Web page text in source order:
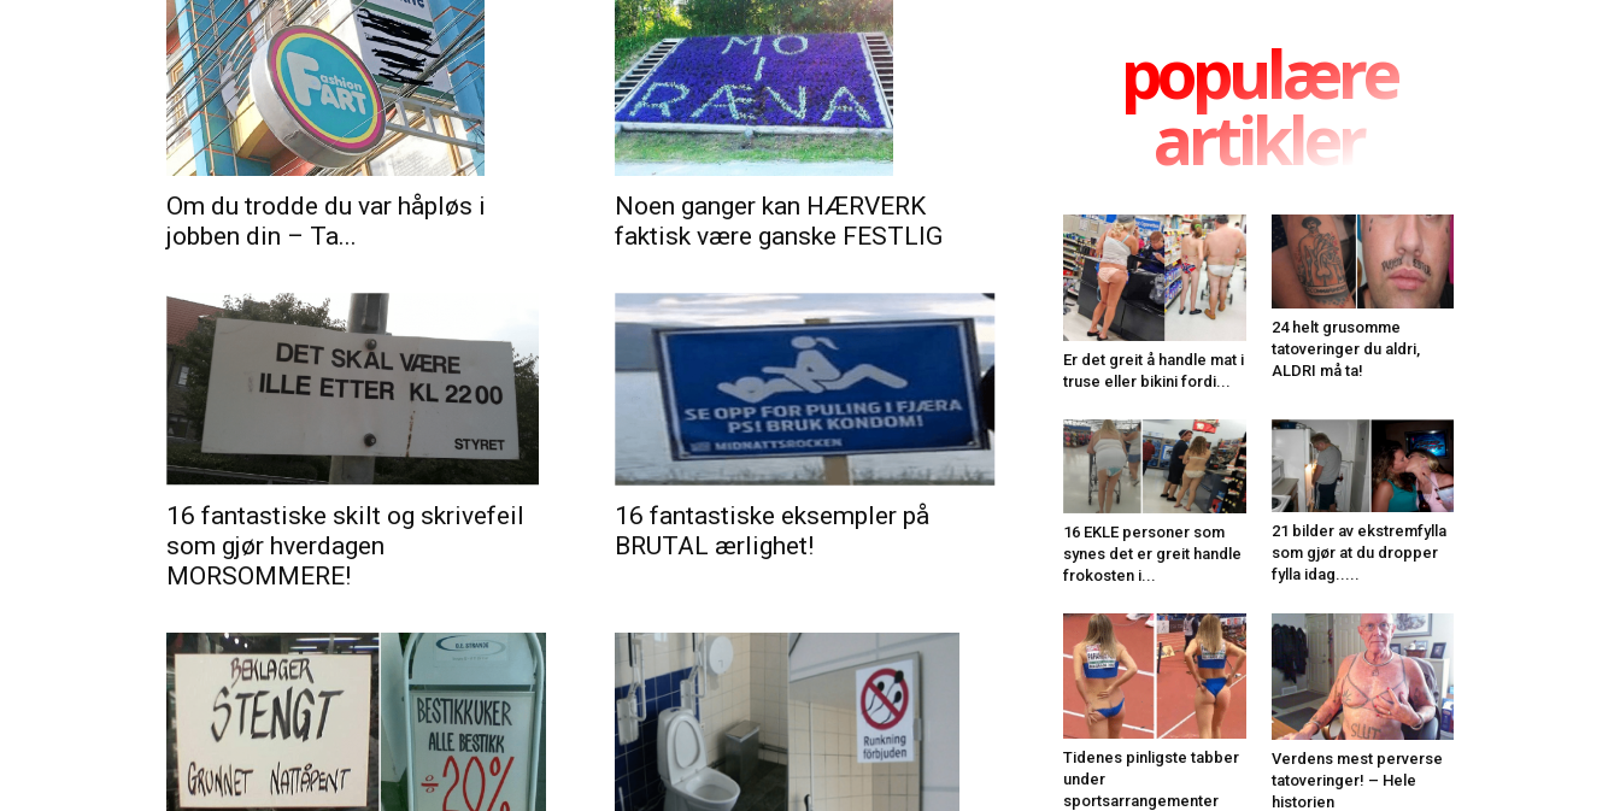
Om du trodde du var håpløs i
jobben din – Ta...
Noen ganger kan HÆRVERK
faktisk være ganske FESTLIG
16 fantastiske skilt og skrivefeil
som gjør hverdagen
MORSOMMERE!
16 fantastiske eksempler på
BRUTAL ærlighet!
populære
artikler
Er det greit å handle mat i
truse eller bikini fordi...
24 helt grusomme
tatoveringer du aldri,
ALDRI må ta!
16 EKLE personer som
synes det er greit handle
frokosten i...
21 bilder av ekstremfylla
som gjør at du dropper
fylla idag.....
Tidenes pinligste tabber
under
sportsarrangementer
Verdens mest perverse
tatoveringer! – Hele
historien